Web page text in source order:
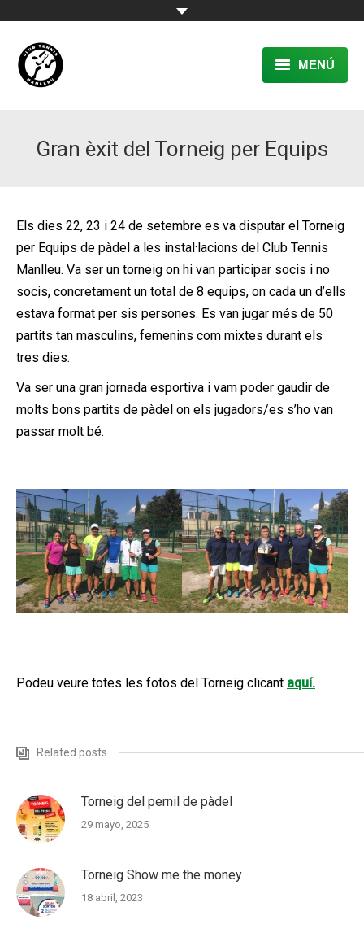
MENÚ
RESERVA
PÀDEL
ACTIVITATS
CONTACTE
Gran èxit del Torneig per Equips
Els dies 22, 23 i 24 de setembre es va disputar el Torneig
per Equips de pàdel a les instal·lacions del Club Tennis
Manlleu. Va ser un torneig on hi van participar socis i no
socis, concretament un total de 8 equips, on cada un d’ells
estava format per sis persones. Es van jugar més de 50
partits tan masculins, femenins com mixtes durant els
tres dies.
Va ser una gran jornada esportiva i vam poder gaudir de
molts bons partits de pàdel on els jugadors/es s’ho van
passar molt bé.
Podeu veure totes les fotos del Torneig clicant aquí.
Related posts
Torneig del pernil de pàdel
29 mayo, 2025
Torneig Show me the money
18 abril, 2023